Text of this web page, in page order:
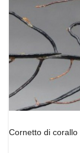
Cornetto di